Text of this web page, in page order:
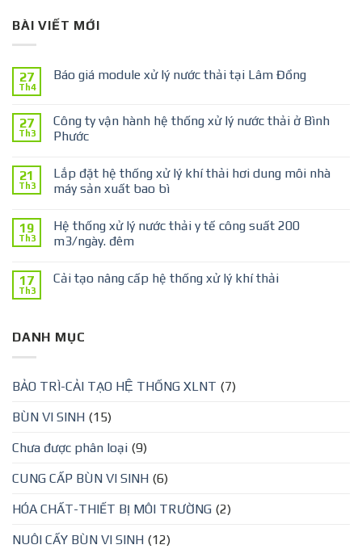
BÀI VIẾT MỚI
27
Th4
Báo giá module xử lý nước thải tại Lâm Đồng
27
Th3
Công ty vận hành hệ thống xử lý nước thải ở Bình
Phước
21
Th3
Lắp đặt hệ thống xử lý khí thải hơi dung môi nhà
máy sản xuất bao bì
19
Th3
Hệ thống xử lý nước thải y tế công suất 200
m3/ngày. đêm
17
Th3
Cải tạo nâng cấp hệ thống xử lý khí thải
DANH MỤC
BẢO TRÌ-CẢI TẠO HỆ THỐNG XLNT (7)
BÙN VI SINH (15)
Chưa được phân loại (9)
CUNG CẤP BÙN VI SINH (6)
HÓA CHẤT-THIẾT BỊ MÔI TRƯỜNG (2)
NUÔI CẤY BÙN VI SINH (12)